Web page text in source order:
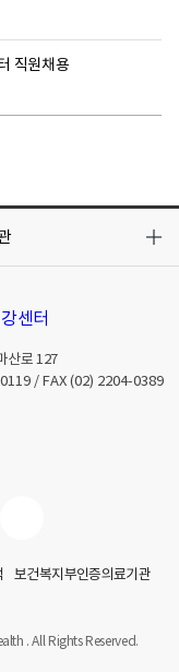
직원채용
산로 127
/ FAX (02) 2204-0389
보건복지부인증의료기관
. All Rights Reserved.